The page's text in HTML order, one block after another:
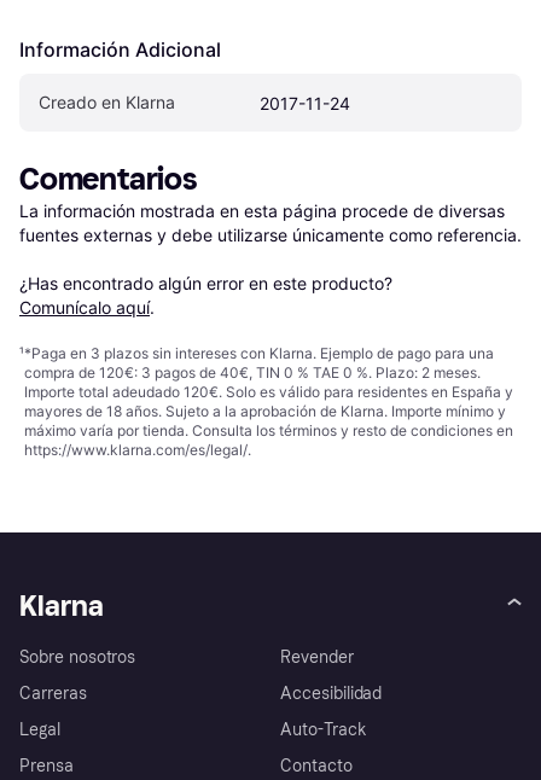
Información Adicional
Creado en Klarna 2017-11-24
Comentarios
La información mostrada en esta página procede de diversas
fuentes externas y debe utilizarse únicamente como referencia.
¿Has encontrado algún error en este producto?
Comunícalo aquí.
¹*Paga en 3 plazos sin intereses con Klarna. Ejemplo de pago para una
compra de 120€: 3 pagos de 40€, TIN 0 % TAE 0 %. Plazo: 2 meses.
Importe total adeudado 120€. Solo es válido para residentes en España y
mayores de 18 años. Sujeto a la aprobación de Klarna. Importe mínimo y
máximo varía por tienda. Consulta los términos y resto de condiciones en
https://www.klarna.com/es/legal/.
Klarna
Sobre nosotros
Carreras
Legal
Prensa
Revender
Accesibilidad
Auto-Track
Contacto